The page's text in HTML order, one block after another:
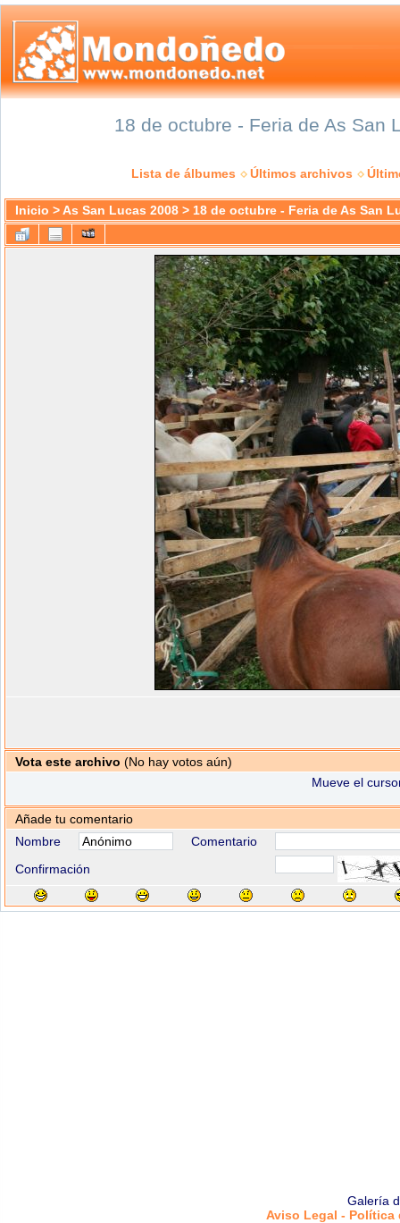
18 de octubre - Feria de As San
Lista de álbumes Últimos archivos
Inicio >As San Lucas 2008 > 18 de octubre - Feria de As San
Vota este archivo (No hay votos aún)
Mueve el
Añade tu comentario
Nombre
Comentario
Confirmación
Galería
Aviso Legal -